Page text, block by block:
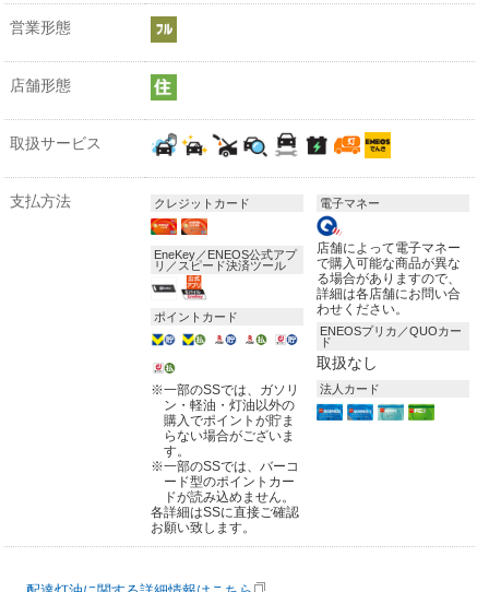
営業形態
店舗形態
取扱サービス
支払方法 クレジットカード
EneKey／ENEOS公式アプ
リ／スピード決済ツール
ポイントカード
※一部のSSでは、ガソリ
ン・軽油・灯油以外の
購入でポイントが貯ま
らない場合がございま
す。
※一部のSSでは、バーコ
ード型のポイントカー
ドが読み込めません。
各詳細はSSに直接ご確認
お願い致します。
電子マネー
店舗によって電子マネー
で購入可能な商品が異な
る場合がありますので、
詳細は各店舗にお問い合
わせください。
ENEOSプリカ／QUOカー
ド
取扱なし
法人カード